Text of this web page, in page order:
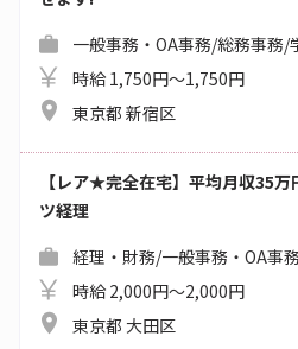
一般事務・OA事務/総務事務/
時給 1,750円～1,750円
東京都 新宿区
【レア★完全在宅】平均月収35
ツ経理
経理・財務/一般事務・OA事
時給 2,000円～2,000円
東京都 大田区